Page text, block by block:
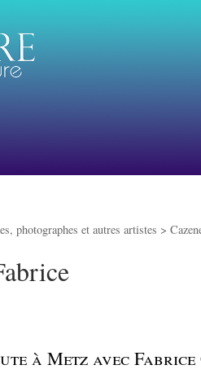
photographes et autres artistes >
à Metz avec